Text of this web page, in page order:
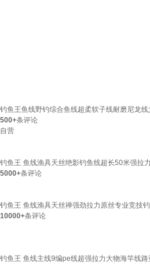
钓鱼王鱼线野钓综合鱼线超柔软子线耐磨尼龙
500+条评论
自营
钓鱼王 鱼线渔具天丝绝影钓鱼线超长50米强拉
5000+条评论
钓鱼王 鱼线渔具天丝禅强劲拉力原丝专业竞技
10000+条评论
钓鱼王 鱼线主线9编pe线超强拉力大物海竿线